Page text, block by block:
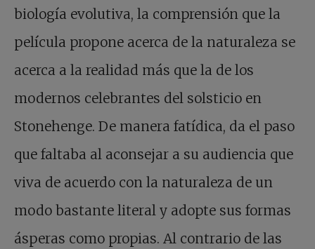
biología evolutiva, la comprensión que la
película propone acerca de la naturaleza se
acerca a la realidad más que la de los
modernos celebrantes del solsticio en
Stonehenge. De manera fatídica, da el paso
que faltaba al aconsejar a su audiencia que
viva de acuerdo con la naturaleza de un
modo bastante literal y adopte sus formas
ásperas como propias. Al contrario de las